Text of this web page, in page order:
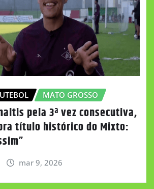
MATO GROSSO
pela 3ª vez consecutiva,
título histórico do Mixto:
mar 9, 2026